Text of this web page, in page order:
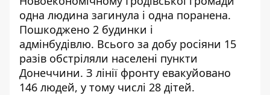
одна людина загинула і одна поранена.
Пошкоджено 2 будинки і
адмінбудівлю. Всього за добу росіяни 15
разів обстріляли населені пункти
Донеччини. З лінії фронту евакуйовано
146 людей, у тому числі 28 дітей.